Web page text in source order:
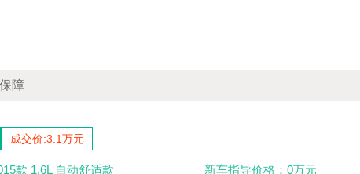
障
成交价:3.1万元
款 1.6L 自动舒适款
新车指导价格：0万元